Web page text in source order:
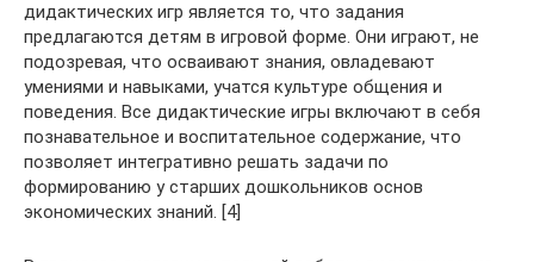
дидактических игр является то, что задания
предлагаются детям в игровой форме. Они играют, не
подозревая, что осваивают знания, овладевают
умениями и навыками, учатся культуре общения и
поведения. Все дидактические игры включают в себя
познавательное и воспитательное содержание, что
позволяет интегративно решать задачи по
формированию у старших дошкольников основ
экономических знаний. [4]